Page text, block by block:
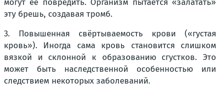
могут её повредить. Организм пытается «залатать»
эту брешь, создавая тромб.
3. Повышенная свёртываемость крови («густая
кровь»). Иногда сама кровь становится слишком
вязкой и склонной к образованию сгустков. Это
может быть наследственной особенностью или
следствием некоторых заболеваний.